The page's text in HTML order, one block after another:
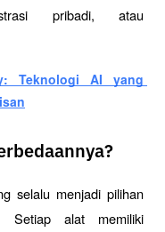
pribadi, atau
Teknologi AI yang
selalu menjadi pilihan
Setiap alat memiliki